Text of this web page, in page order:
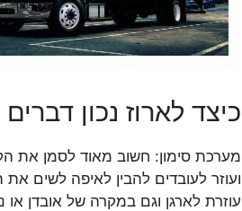
כיצד לארוז נכון
מערכת סימון: חשוב מאוד לסמן את
ועוזר לעובדים להבין לאיפה לשים
עוזרת לארגן וגם במקרה של אובדן